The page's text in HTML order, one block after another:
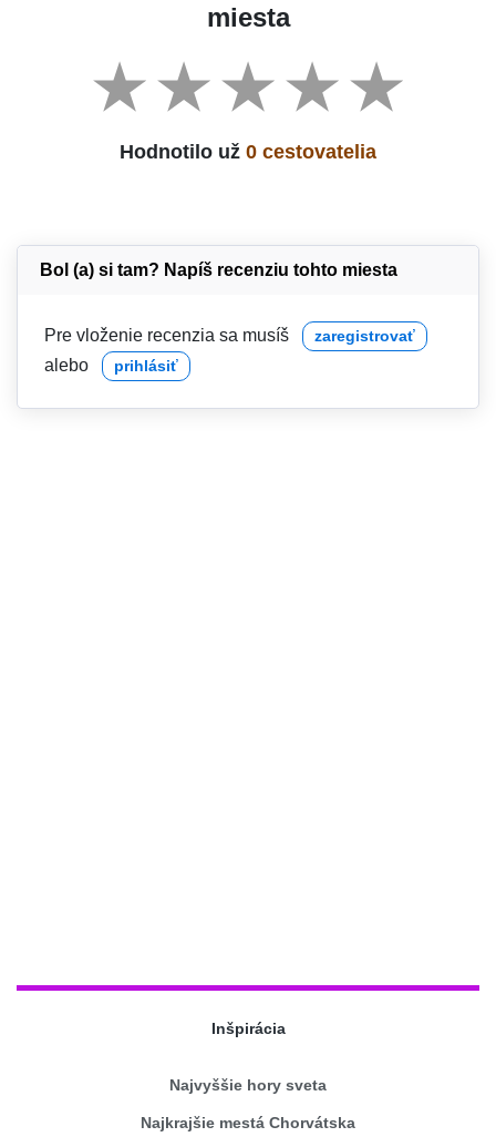
miesta
Hodnotilo už 0 cestovatelia
Bol (a) si tam? Napíš recenziu tohto miesta
Pre vloženie recenzia sa musíš zaregistrovať
alebo prihlásiť
Inšpirácia
Najvyššie hory sveta
Najkrajšie mestá Chorvátska